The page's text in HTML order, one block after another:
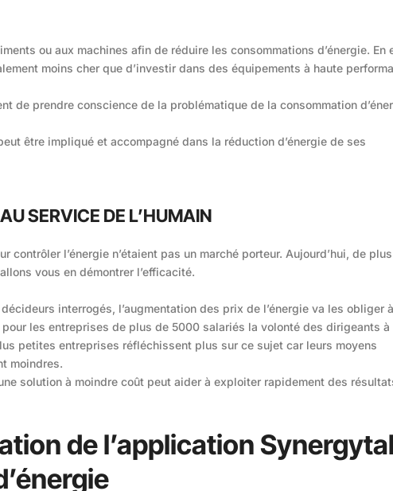
ou aux machines afin de réduire les consommations d’énergie. En
moins cher que d’investir dans des équipements à haute
de prendre conscience de la problématique de la consommation
être impliqué et accompagné dans la réduction d’énergie de ses
SERVICE DE L’HUMAIN
contrôler l’énergie n’étaient pas un marché porteur. Aujourd’hui, de
vous en démontrer l’efficacité.
interrogés, l’augmentation des prix de l’énergie va les obliger à
les entreprises de plus de 5000 salariés la volonté des dirigeants à
petites entreprises réfléchissent plus sur ce sujet car leurs moyens
moindres.
solution à moindre coût peut aider à exploiter rapidement des
de l’application